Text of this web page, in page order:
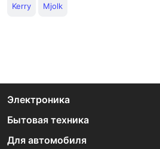
Kerry Mjolk
Электроника
Бытовая техника
Для автомобиля